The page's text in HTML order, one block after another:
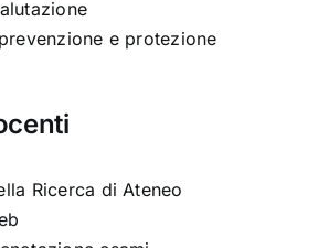
e protezione
Ricerca di Ateneo